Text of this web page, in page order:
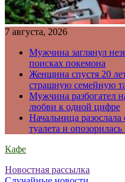
7 августа, 2026
Мужчина заглянул
поисках покемона
Женщина спустя 20
страшную семейную
Мужчина разбогател
любви к одной цифре
Начальница
туалета и
Кафе
Новостная рассылка